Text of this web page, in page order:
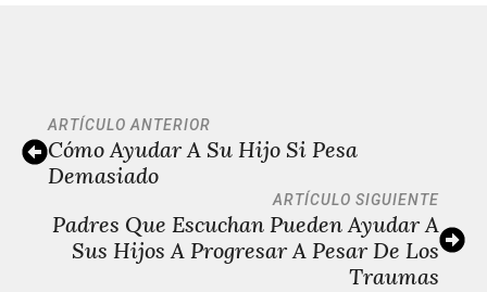
ARTÍCULO ANTERIOR
Cómo Ayudar A Su Hijo Si Pesa
Demasiado
ARTÍCULO SIGUIENTE
Padres Que Escuchan Pueden Ayudar A
Sus Hijos A Progresar A Pesar De Los
Traumas